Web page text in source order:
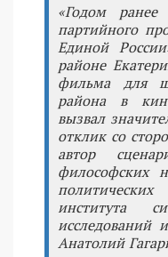
«Годом
партийного
Единой
районе
фильма для
района в
вызвал
отклик со
автор
философских
института
исследований
Анатолий